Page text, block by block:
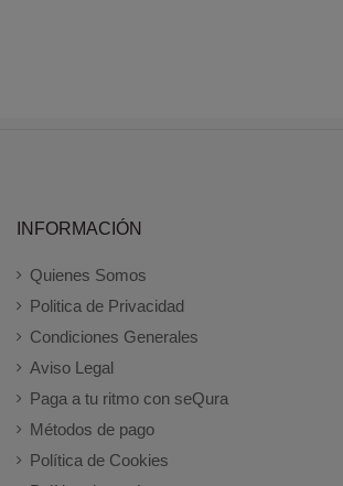
INFORMACIÓN
Quienes Somos
Politica de Privacidad
Condiciones Generales
Aviso Legal
Paga a tu ritmo con seQura
Métodos de pago
Política de Cookies